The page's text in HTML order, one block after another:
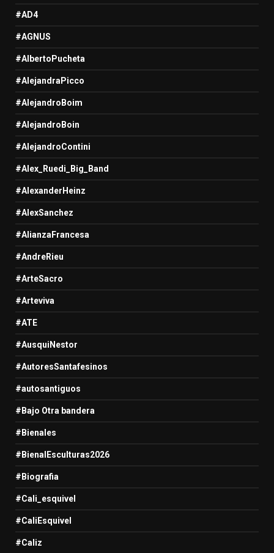
#AD4
#AGNUS
#AlbertoPucheta
#AlejandraPicco
#AlejandroBoim
#AlejandroBoin
#AlejandroContini
#Alex_Ruedi_Big_Band
#AlexanderHeinz
#AlexSanchez
#AlianzaFrancesa
#AndreRieu
#ArteSacro
#Arteviva
#ATE
#AusquiNestor
#AutoresSantafesinos
#autosantiguos
#Bajo Otra bandera
#Bienales
#BienalEsculturas2026
#Biografia
#Cali_esquivel
#CaliEsquivel
#Caliz